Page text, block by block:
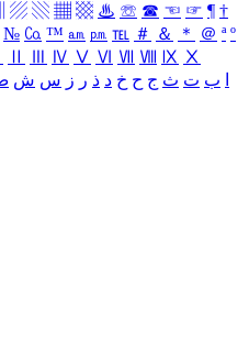
▨ ▧ ▦ ▩ ♨ ☏ ☎ ☜ ☞ ¶ †
№ ㏇ ™ ㏂ ㏘ ℡ ＃ ＆ ＊ ＠ ª º
Ⅳ Ⅴ Ⅵ Ⅶ Ⅷ Ⅸ Ⅹ
ب ت ث ج ح خ د ذ ر ز س ش